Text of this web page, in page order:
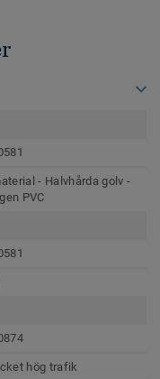
- Halvhårda golv -
PVC
hög trafik